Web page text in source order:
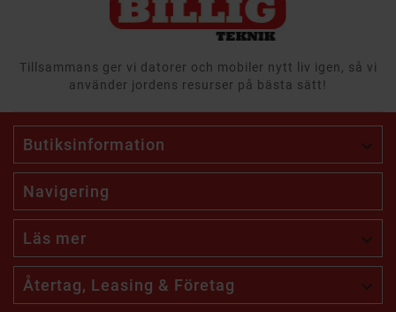
Tillsammans ger vi datorer och mobiler nytt liv igen, så vi
använder jordens resurser på bästa sätt!
Butiksinformation 
Navigering
Läs mer 
Återtag, Leasing & Företag 